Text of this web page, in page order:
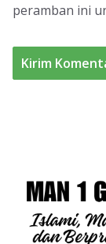
peramban ini